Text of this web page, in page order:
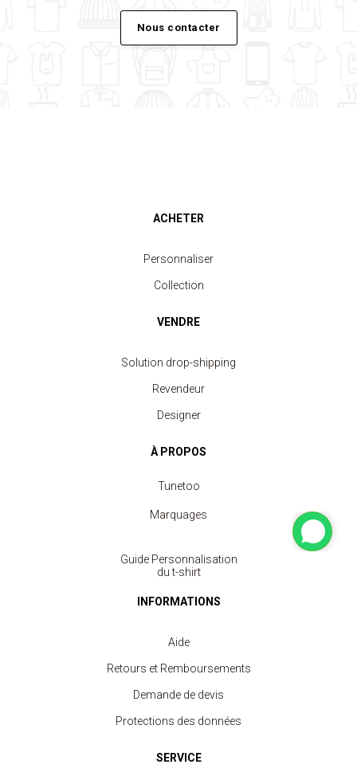
Nous contacter
ACHETER
Personnaliser
Collection
VENDRE
Solution drop-shipping
Revendeur
Designer
À PROPOS
Tunetoo
Marquages
Guide Personnalisation
du t-shirt
INFORMATIONS
Aide
Retours et Remboursements
Demande de devis
Protections des données
SERVICE